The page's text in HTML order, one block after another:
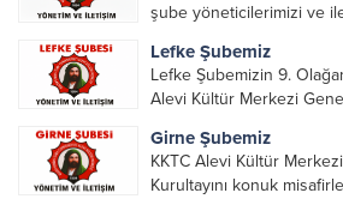
şube yöneticilerimizi ve
Lefke Şubemiz
Lefke Şubemizin 9.
Alevi Kültür Merkezi
katılımı ile gerçekleşti.
alarak emek veren, katkı
Girne Şubemiz
KKTC Alevi Kültür
Kurultayını konuk